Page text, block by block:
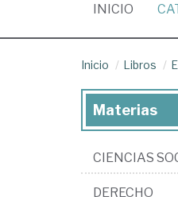
INICIO
Inicio Libros
Materias
CIENCIAS
DERECHO